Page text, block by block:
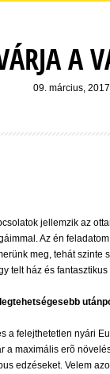
A
09. március, 2017
jellemzik az
Az én
meg, tehát
telt ház és
felejthetetlen nyári
maximális erõ
edzéseket. Velem